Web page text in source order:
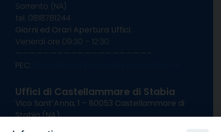
Sorrento (NA)
tel. 0818781244
Giorni ed Orari Apertura Uffici:
Venerdì ore 09:30 – 12:30
———————————————————–
PEC:
Uffici di Castellammare di Stabia
Vico Sant’Anna, 1 – 80053 Castellammare di
Stabia (NA)